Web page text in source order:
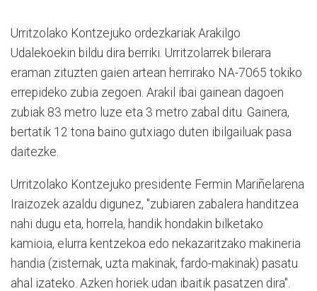
Urritzolako Kontzejuko ordezkariak Arakilgo
Udalekoekin bildu dira berriki. Urritzolarrek bilerara
eraman zituzten gaien artean herrirako NA-7065 tokiko
errepideko zubia zegoen. Arakil ibai gainean dagoen
zubiak 83 metro luze eta 3 metro zabal ditu. Gainera,
bertatik 12 tona baino gutxiago duten ibilgailuak pasa
daitezke.
Urritzolako Kontzejuko presidente Fermin Mariñelarena
Iraizozek azaldu digunez, "zubiaren zabalera handitzea
nahi dugu eta, horrela, handik hondakin bilketako
kamioia, elurra kentzekoa edo nekazaritzako makineria
handia (zisternak, uzta makinak, fardo-makinak) pasatu
ahal izateko. Azken horiek udan ibaitik pasatzen dira".